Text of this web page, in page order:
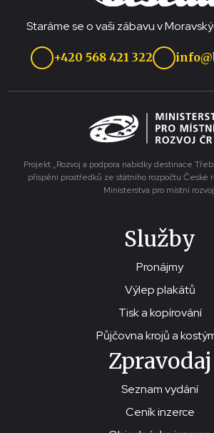
Staráme se o vaši zábavu v
+420 568 421 322
Projekt „Rozvoj a podpora nabídky destinace
přispění prostředků ze státního rozpočtu České
Ministerstva pro místní
Služby
Pronájmy
Výlep plakátů
Tisk a kopírování
Půjčovna krojů a
Zpravodaj
Seznam vydání
Ceník inzerce